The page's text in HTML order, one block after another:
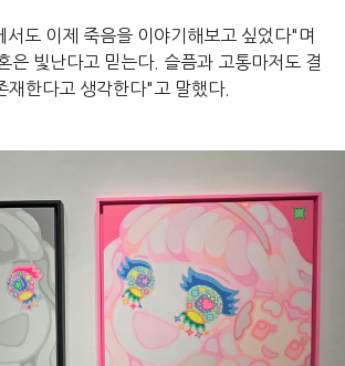
서도 이제 죽음을 이야기해보고 싶었다"며
은 빛난다고 믿는다. 슬픔과 고통마저도 결
재한다고 생각한다"고 말했다.